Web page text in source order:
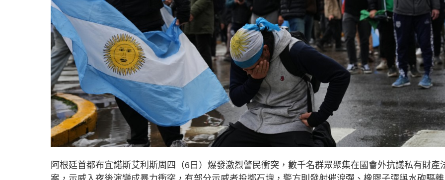
阿根廷首都布宜諾斯艾利斯周四（6日）爆發激烈警民衝突，數千名群眾聚集在國會外抗議私有財產